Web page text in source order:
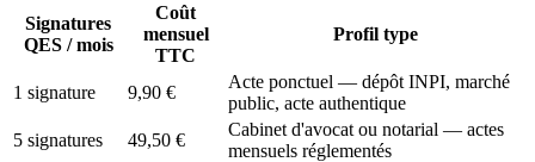
Signatures
QES / mois
Coût
mensuel
TTC
Profil type
1 signature 9,90 €
Acte ponctuel — dépôt INPI, marché
public, acte authentique
5 signatures
49,50 €
Cabinet d'avocat ou notarial — actes
mensuels réglementés